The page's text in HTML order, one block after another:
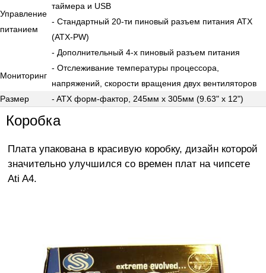
Управление
питанием
таймера и USB
- Стандартный 20-ти пиновый разъем питания ATX
(ATX-PW)
- Дополнительный 4-х пиновый разъем питания
Мониторинг
- Отслеживание температуры процессора,
напряжений, скорости вращения двух вентиляторов
Размер
- ATX форм-фактор, 245мм x 305мм (9.63" x 12")
Коробка
Плата упакована в красивую коробку, дизайн которой
значительно улучшился со времен плат на чипсете
Ati A4.